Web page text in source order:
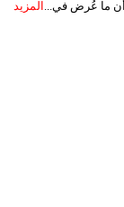
أن ما عُرض في... المزيد